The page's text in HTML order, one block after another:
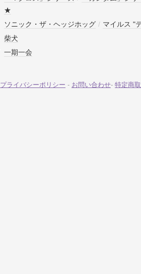
★
ソニック・ザ・ヘッジホッグ / マイルス "
柴犬
一期一会
プライバシーポリシー - お問い合わせ- 特定商